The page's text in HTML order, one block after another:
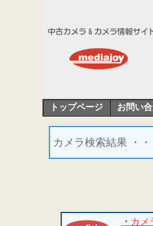
トップページ お問い
カメラ検索結果 ・・
・ カメ